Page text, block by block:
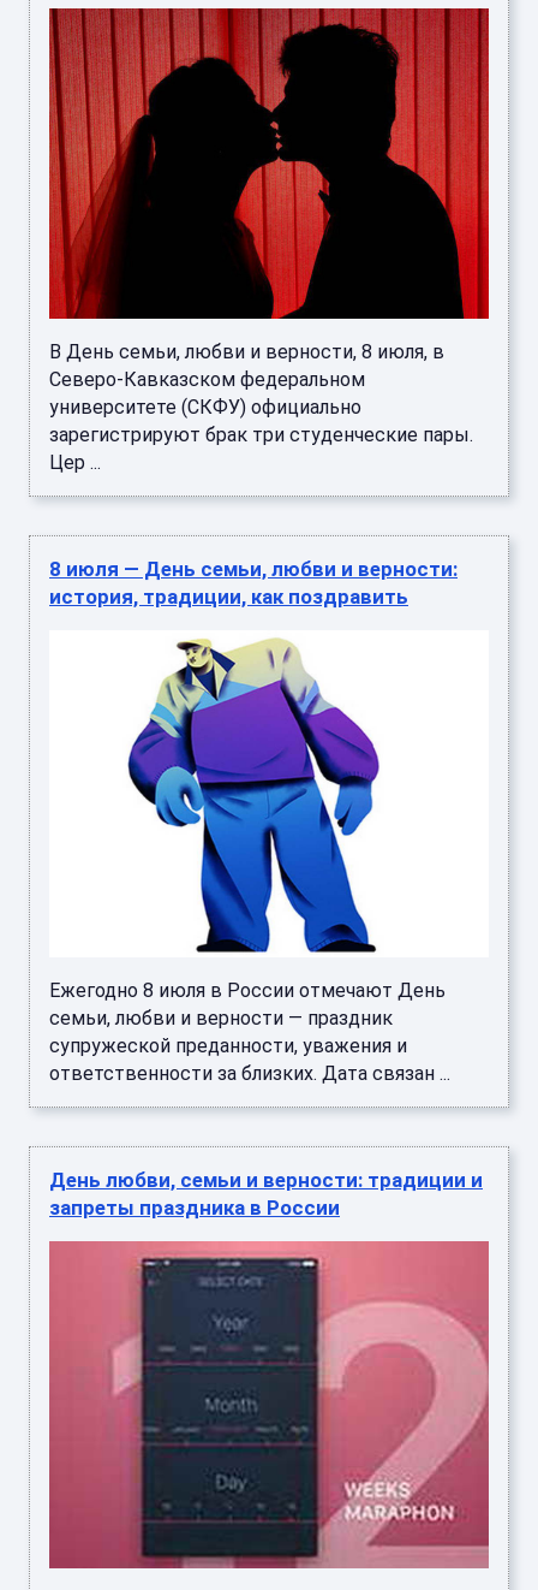
В День семьи, любви и верности, 8 июля, в
Северо-Кавказском федеральном
университете (СКФУ) официально
зарегистрируют брак три студенческие пары.
Цер ...
8 июля — День семьи, любви и верности:
история, традиции, как поздравить
Ежегодно 8 июля в России отмечают День
семьи, любви и верности — праздник
супружеской преданности, уважения и
ответственности за близких. Дата связан ...
День любви, семьи и верности: традиции и
запреты праздника в России